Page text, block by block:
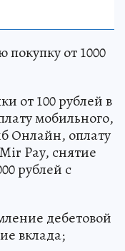
от 1000
от 100 рублей в
мобильного,
Онлайн, оплату
Pay, снятие
рублей с
дебетовой
вклада;